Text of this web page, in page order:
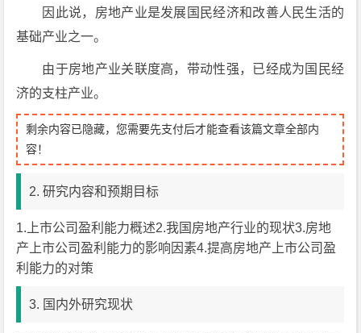
因此说，房地产业是发展国民经济和改善人民生活的
基础产业之一。
由于房地产业关联度高，带动性强，已经成为国民经
济的支柱产业。
剩余内容已隐藏，您需要先支付后才能查看该篇文章全部内
容！
2. 研究内容和预期目标
1.上市公司盈利能力概述2.我国房地产行业的现状3.房地
产上市公司盈利能力的影响因素4.提高房地产上市公司盈
利能力的对策
3. 国内外研究现状